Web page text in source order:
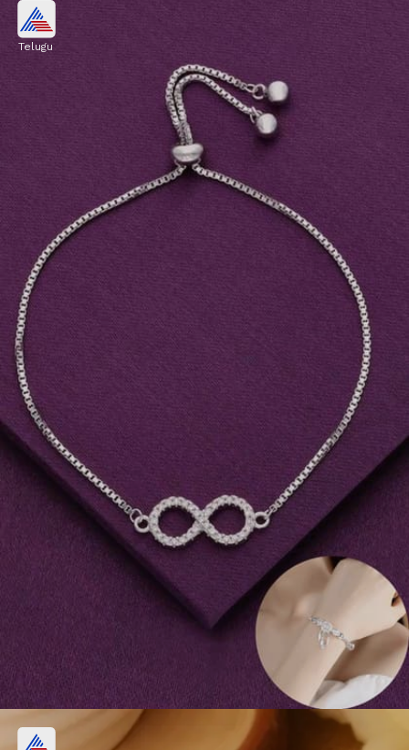
ఫ్లోరల్ మోటిఫ్స్ సిల్వర్ బ్రేస్‌లెట్
ఫ్లోరల్ మోటిఫ్స్ డిజైన్ ఉన్న సిల్వర్ బ్రేస్‌లెట్‌ను ప్రేమకు,
ఎప్పటికీ తోడుంటాననే దానికి ప్రతీకగా భావిస్తారు. అందుకే
రిలేషన్‌షిప్ గిఫ్ట్ కోసం ఇది మంచి ఆప్షన్.
Image credits: gemini ai
Telugu
ఇన్ఫినిటీ పెండెంట్ సిల్వర్ బ్రేస్‌లెట్